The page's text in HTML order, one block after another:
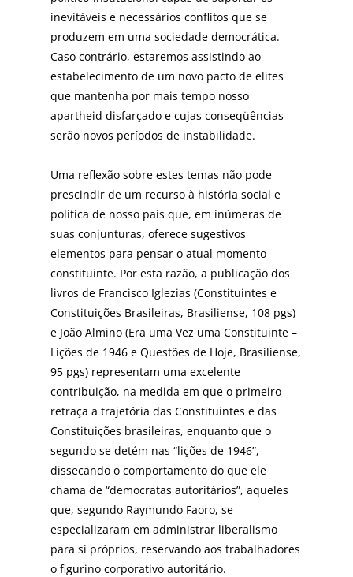
inevitáveis e necessários conflitos que se
produzem em uma sociedade democrática.
Caso contrário, estaremos assistindo ao
estabelecimento de um novo pacto de elites
que mantenha por mais tempo nosso
apartheid disfarçado e cujas conseqüências
serão novos períodos de instabilidade.
Uma reflexão sobre estes temas não pode
prescindir de um recurso à história social e
política de nosso país que, em inúmeras de
suas conjunturas, oferece sugestivos
elementos para pensar o atual momento
constituinte. Por esta razão, a publicação dos
livros de Francisco Iglezias (Constituintes e
Constituições Brasileiras, Brasiliense, 108 pgs)
e João Almino (Era uma Vez uma Constituinte –
Lições de 1946 e Questões de Hoje, Brasiliense,
95 pgs) representam uma excelente
contribuição, na medida em que o primeiro
retraça a trajetória das Constituintes e das
Constituições brasileiras, enquanto que o
segundo se detém nas “lições de 1946”,
dissecando o comportamento do que ele
chama de “democratas autoritários”, aqueles
que, segundo Raymundo Faoro, se
especializaram em administrar liberalismo
para si próprios, reservando aos trabalhadores
o figurino corporativo autoritário.